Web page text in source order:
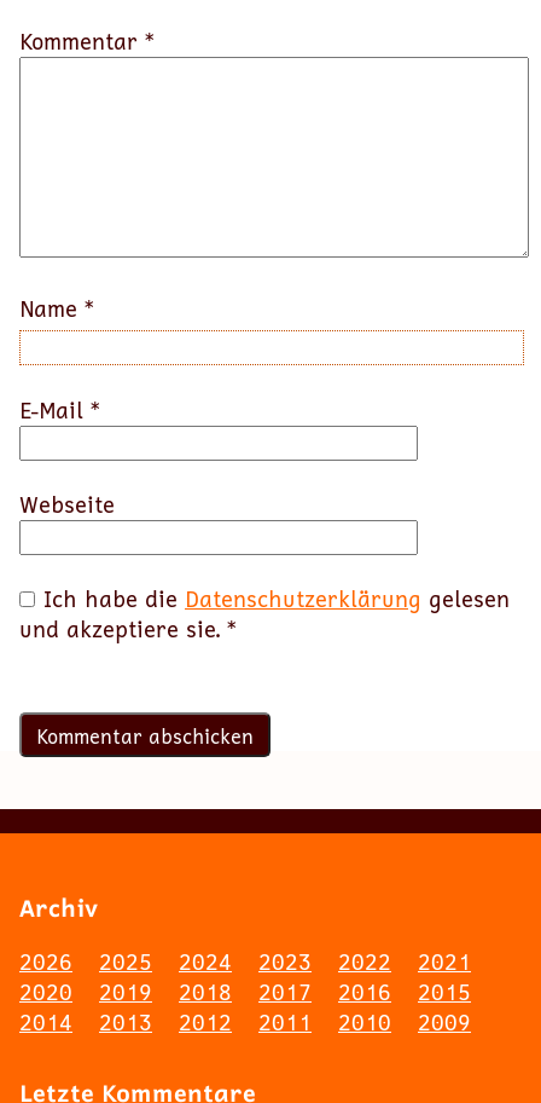
Kommentar *
Name *
E-Mail *
Webseite
Ich habe die Datenschutzerklärung gelesen
und akzeptiere sie. *
Archiv
2026 2025 2024 2023 2022
2021
2020
2019 2018 2017 2016
2015
2014
2013 2012 2011 2010 2009
Letzte Kommentare